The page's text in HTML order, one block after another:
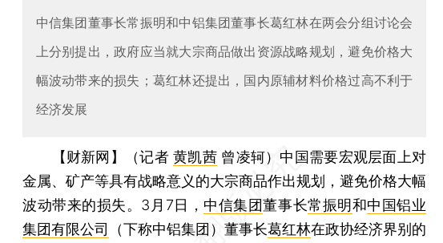
中信集团董事长常振明和中铝集团董事长葛红林在两会分组讨论会
上分别提出，政府应当就大宗商品做出资源战略规划，避免价格大
幅波动带来的损失；葛红林还提出，国内原辅材料价格过高不利于
经济发展
【财新网】（记者黄凯茜 曾凌轲） 中国需要宏观层面上对
金属、矿产等具有战略意义的大宗商品作出规划，避免价格大幅
波动带来的损失。3月7日， 中信集团董事长常振明和中国铝业
集团有限公司
（下称中铝集团）董事长葛红林在政协经济界别的